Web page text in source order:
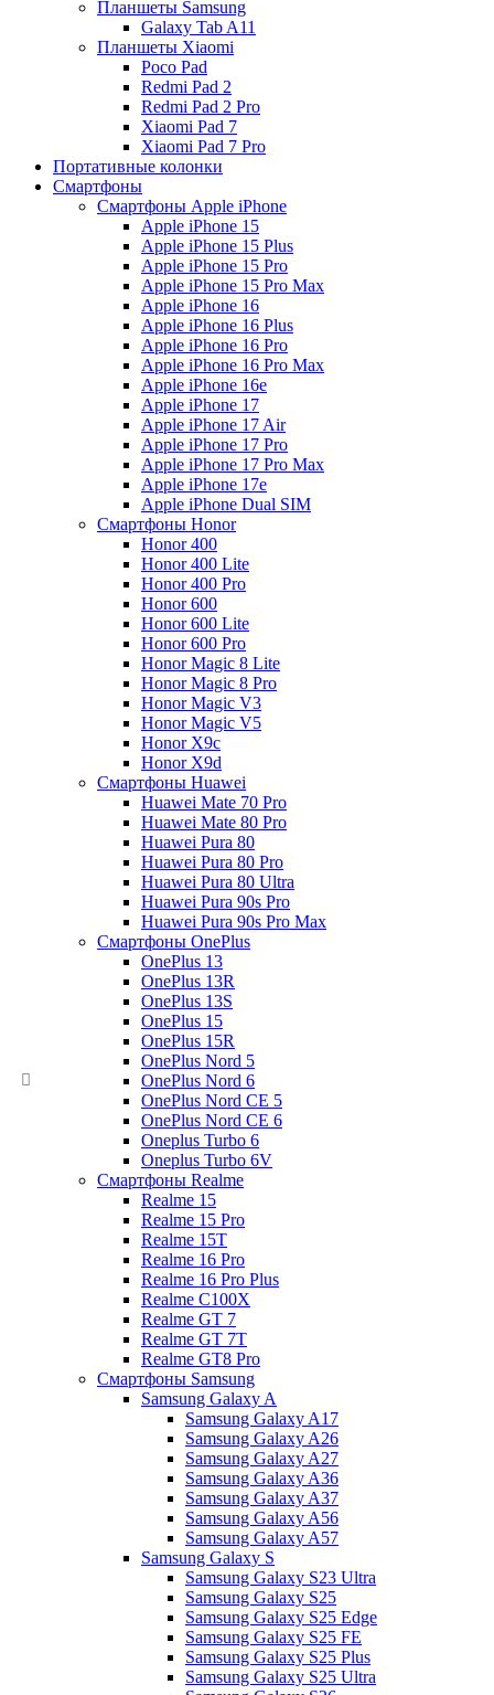
Планшеты Samsung
Galaxy Tab A11
Планшеты Xiaomi
Poco Pad
Redmi Pad 2
Redmi Pad 2 Pro
Xiaomi Pad 7
Xiaomi Pad 7 Pro
Портативные колонки
Смартфоны
Смартфоны Apple iPhone
Apple iPhone 15
Apple iPhone 15 Plus
Apple iPhone 15 Pro
Apple iPhone 15 Pro Max
Apple iPhone 16
Apple iPhone 16 Plus
Apple iPhone 16 Pro
Apple iPhone 16 Pro Max
Apple iPhone 16e
Apple iPhone 17
Apple iPhone 17 Air
Apple iPhone 17 Pro
Apple iPhone 17 Pro Max
Apple iPhone 17e
Apple iPhone Dual SIM
Смартфоны Honor
Honor 400
Honor 400 Lite
Honor 400 Pro
Honor 600
Honor 600 Lite
Honor 600 Pro
Honor Magic 8 Lite
Honor Magic 8 Pro
Honor Magic V3
Honor Magic V5
Honor X9c
Honor X9d
Смартфоны Huawei
Huawei Mate 70 Pro
Huawei Mate 80 Pro
Huawei Pura 80
Huawei Pura 80 Pro
Huawei Pura 80 Ultra
Huawei Pura 90s Pro
Huawei Pura 90s Pro Max
Смартфоны OnePlus
OnePlus 13
OnePlus 13R
OnePlus 13S
OnePlus 15
OnePlus 15R
OnePlus Nord 5
OnePlus Nord 6
OnePlus Nord CE 5
OnePlus Nord CE 6
Oneplus Turbo 6
Oneplus Turbo 6V
Смартфоны Realme
Realme 15
Realme 15 Pro
Realme 15T
Realme 16 Pro
Realme 16 Pro Plus
Realme C100X
Realme GT 7
Realme GT 7T
Realme GT8 Pro
Смартфоны Samsung
Samsung Galaxy A
Samsung Galaxy A17
Samsung Galaxy A26
Samsung Galaxy A27
Samsung Galaxy A36
Samsung Galaxy A37
Samsung Galaxy A56
Samsung Galaxy A57
Samsung Galaxy S
Samsung Galaxy S23 Ultra
Samsung Galaxy S25
Samsung Galaxy S25 Edge
Samsung Galaxy S25 FE
Samsung Galaxy S25 Plus
Samsung Galaxy S25 Ultra